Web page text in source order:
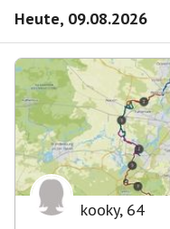
Heute, 09.08.2026
kooky, 64